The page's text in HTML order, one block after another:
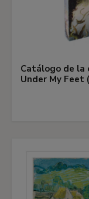
Catálogo de la
Under My Feet